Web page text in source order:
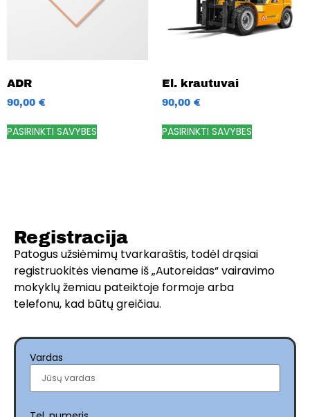
ADR
90,00 €
PASIRINKTI SAVYBES
El. krautuvai
90,00 €
PASIRINKTI SAVYBES
Registracija
Patogus užsiėmimų tvarkaraštis, todėl drąsiai
registruokitės viename iš „Autoreidas“ vairavimo
mokyklų žemiau pateiktoje formoje arba
telefonu, kad būtų greičiau.
Vardas